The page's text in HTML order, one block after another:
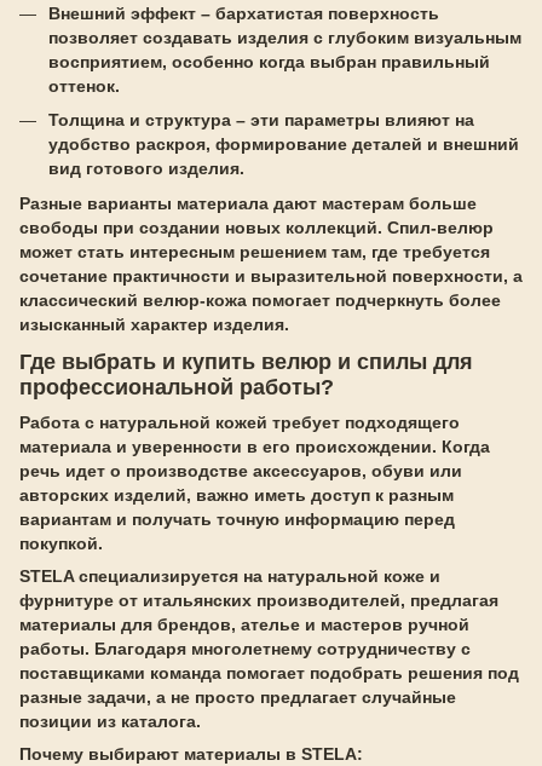
Внешний эффект – бархатистая поверхность
позволяет создавать изделия с глубоким визуальным
восприятием, особенно когда выбран правильный
оттенок.
Толщина и структура – эти параметры влияют на
удобство раскроя, формирование деталей и внешний
вид готового изделия.
Разные варианты материала дают мастерам больше
свободы при создании новых коллекций. Спил-велюр
может стать интересным решением там, где требуется
сочетание практичности и выразительной поверхности, а
классический велюр-кожа помогает подчеркнуть более
изысканный характер изделия.
Где выбрать и купить велюр и спилы для
профессиональной работы?
Работа с натуральной кожей требует подходящего
материала и уверенности в его происхождении. Когда
речь идет о производстве аксессуаров, обуви или
авторских изделий, важно иметь доступ к разным
вариантам и получать точную информацию перед
покупкой.
STELA специализируется на натуральной коже и
фурнитуре от итальянских производителей, предлагая
материалы для брендов, ателье и мастеров ручной
работы. Благодаря многолетнему сотрудничеству с
поставщиками команда помогает подобрать решения под
разные задачи, а не просто предлагает случайные
позиции из каталога.
Почему выбирают материалы в STELA: